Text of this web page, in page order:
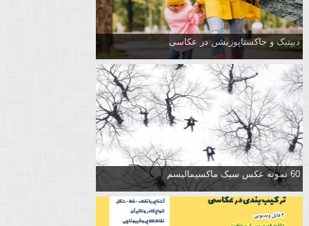
دیپتیک و جاکستا‌پوزیشن در عکاسی
60 نمونه عکس سبک ماکسیمالیسم